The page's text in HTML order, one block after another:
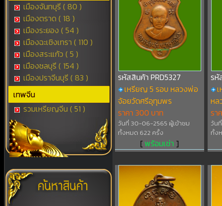
เมืองจันทบุรี ( 80 )
เมืองตราด ( 18 )
เมืองระยอง ( 54 )
เมืองฉะเชิงเทรา ( 110 )
เมืองสระแก้ว ( 5 )
เมืองชลบุรี ( 154 )
เมืองปราจีนบุรี ( 83 )
เทพจีน
รวมเหรียญจีน ( 51 )
รหัสสินค้า PRD5327
เหรียญ 5 รอบ หลวงพ่อ
จ้อยวัดศรีอุทุมพร
ราคา 300 บาท
วันที่ 30-06-2565 ผู้เข้าชม
ทั้งหมด 622 ครั้ง
[พร้อมเช่า ]
รหั
ห
รา
วัน
ทั้ง